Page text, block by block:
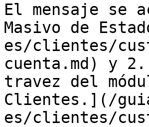
El mensaje se
Masivo de
es/clientes/
cuenta.md) y
travez del
Clientes.](/
es/clientes/